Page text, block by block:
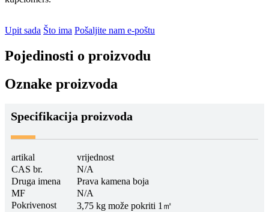
Upit sada Što ima Pošaljite nam e-poštu
Pojedinosti o proizvodu
Oznake proizvoda
Specifikacija proizvoda
artikal
vrijednost
CAS br.
N/A
Druga imena
Prava kamena boja
MF
N/A
Pokrivenost
3,75 kg može pokriti 1㎡